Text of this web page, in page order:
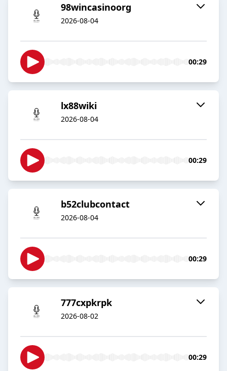
98wincasinoorg
2026-08-04
00:29
lx88wiki
2026-08-04
00:29
b52clubcontact
2026-08-04
00:29
777cxpkrpk
2026-08-02
00:29